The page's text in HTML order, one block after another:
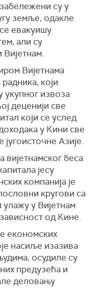
су у
земље, одакле
евакуишу
али су
Вијетнама
који
укупног извоза
деценији све
који се услед
у Кини све
Азије.
вијетнамског беса
јесу
компанија је
кругови са
улажу у Вијетнам
од Кине.
економских
насиље изазива
осудиле су
предузећа и
деловању